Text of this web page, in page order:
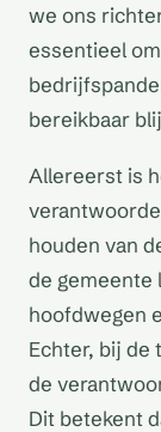
we ons
essentieel
bereikbaar
Allereerst is
houden van
de gemeente
hoofdwegen
Echter, bij de
de
Dit betekent